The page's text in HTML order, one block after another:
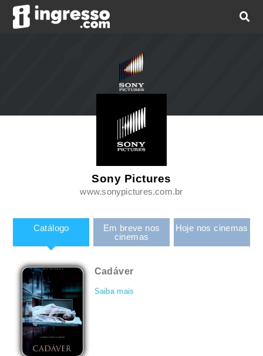
Sony Pictures
www.sonypictures.com.br
Catálogo
Em breve nos
cinemas
Hoje nos cinemas
Cadáver
Saiba mais